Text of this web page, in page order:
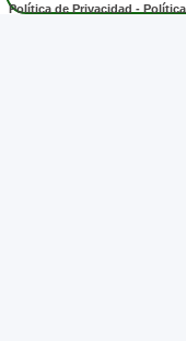
Política de Privacidad-